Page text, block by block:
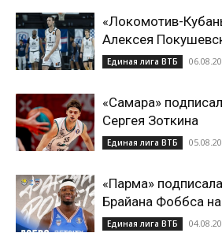
«Локомотив-
Алексея
Единая лига ВТБ
«Самара»
Сергея Зоткина
Единая лига ВТБ
«Парма»
Брайана Фоббса
Единая лига ВТБ